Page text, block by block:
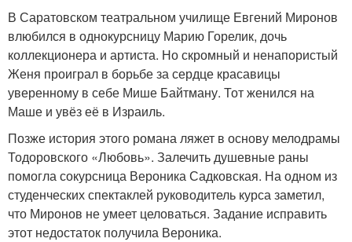
В Саратовском театральном училище Евгений Миронов
влюбился в однокурсницу Марию Горелик, дочь
коллекционера и артиста. Но скромный и ненапористый
Женя проиграл в борьбе за сердце красавицы
уверенному в себе Мише Байтману. Тот женился на
Маше и увёз её в Израиль.
Позже история этого романа ляжет в основу мелодрамы
Тодоровского «Любовь». Залечить душевные раны
помогла сокурсница Вероника Садковская. На одном из
студенческих спектаклей руководитель курса заметил,
что Миронов не умеет целоваться. Задание исправить
этот недостаток получила Вероника.